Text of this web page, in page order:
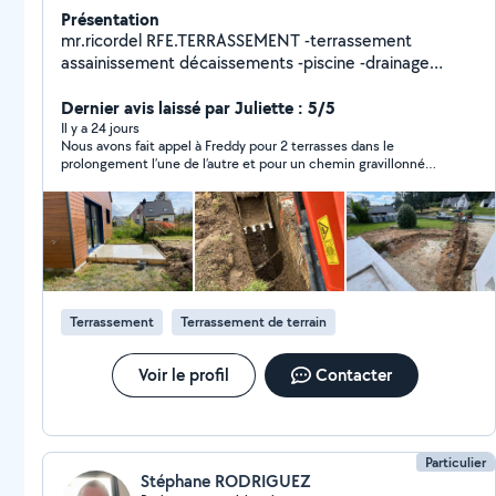
Présentation
mr.ricordel RFE.TERRASSEMENT -terrassement
assainissement décaissements -piscine -drainage
soubassement goudron,delta ms -amenagement jardin
bordure et gravillons MAÇONNERIE. -dalles béton -
muret -fondation fouille -longrine -rénovation et
création. -construction gros œuvre DÉMOLITION -
local/commerce/dalles de béton
Dernier avis laissé par Juliette : 5/5
Il y a 24 jours
Nous avons fait appel à Freddy pour 2 terrasses dans le
prolongement l’une de l’autre et pour un chemin gravillonné
Freddy a réalisé un magnifique travail ! Il a su prendre en
compte nos attentes , le temps et les imprévus . Je
recommande les yeux fermés
Terrassement Terrassement de terrain
Voir le profil Contacter
Particulier
Stéphane RODRIGUEZ